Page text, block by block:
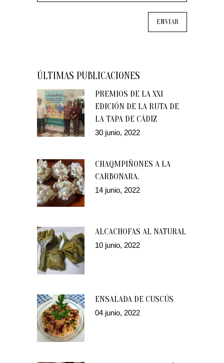
ÚLTIMAS PUBLICACIONES
PREMIOS DE LA XXI
EDICIÓN DE LA RUTA DE
LA TAPA DE CÁDIZ
30 junio, 2022
CHAQMPIÑONES A LA
CARBONARA.
14 junio, 2022
ALCACHOFAS AL NATURAL
10 junio, 2022
ENSALADA DE CUSCÚS
04 junio, 2022